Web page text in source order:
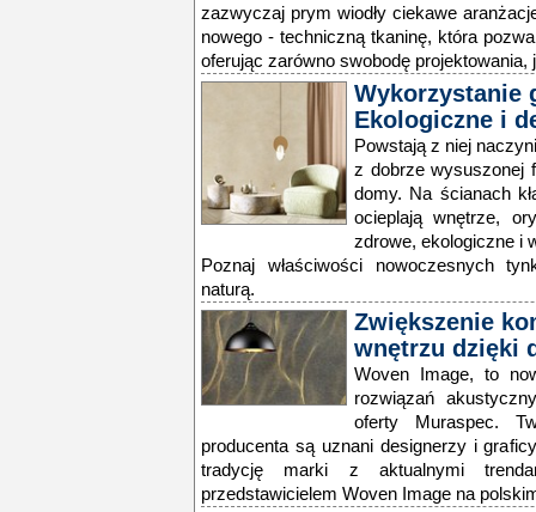
zazwyczaj prym wiodły ciekawe
nowego - techniczną tkaninę, która
oferując zarówno swobodę projektowania,
Wykorzystanie
Ekologiczne i
Powstają z niej
z dobrze wysuszonej
domy. Na ścianach
ocieplają wnętrze,
zdrowe, ekologiczne i
Poznaj właściwości nowoczesnych
naturą.
Zwiększenie
wnętrzu dzięki
Woven Image, to
rozwiązań
oferty Muraspec.
producenta są uznani designerzy i
tradycję marki z aktualnymi
przedstawicielem Woven Image na